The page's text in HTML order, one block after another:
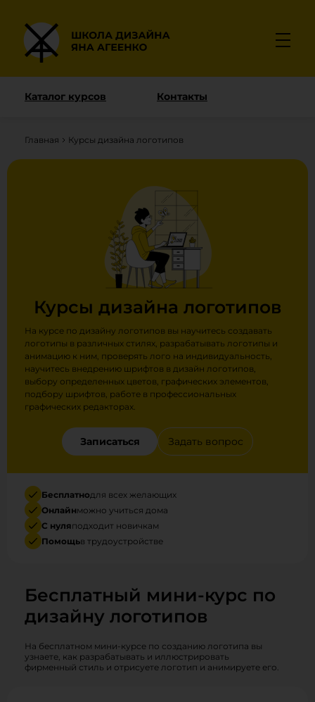
Каталог курсов Контакты
Главная Курсы дизайна логотипов
Курсы дизайна логотипов
На курсе по дизайну логотипов вы научитесь создавать
логотипы в различных стилях, разрабатывать логотипы и
анимацию к ним, проверять лого на индивидуальность,
научитесь внедрению шрифтов в дизайн логотипов,
выбору определенных цветов, графических элементов,
подбору шрифтов, работе в профессиональных
графических редакторах.
Записаться Задать вопрос
Бесплатнодля всех желающих
Онлайнможно учиться дома
С нуляподходит новичкам
Помощьв трудоустройстве
Бесплатный мини-курс по
дизайну логотипов
На бесплатном мини-курсе по созданию логотипа вы
узнаете, как разрабатывать и иллюстрировать
фирменный стиль и отрисуете логотип и анимируете его.